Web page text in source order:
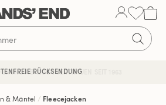
AB 120€ | VERTRAUEN SEIT 1963
RÜCKSENDUNG
& Mäntel Fleecejacken